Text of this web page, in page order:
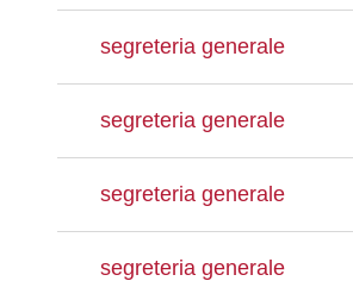
segreteria generale
segreteria generale
segreteria generale
segreteria generale